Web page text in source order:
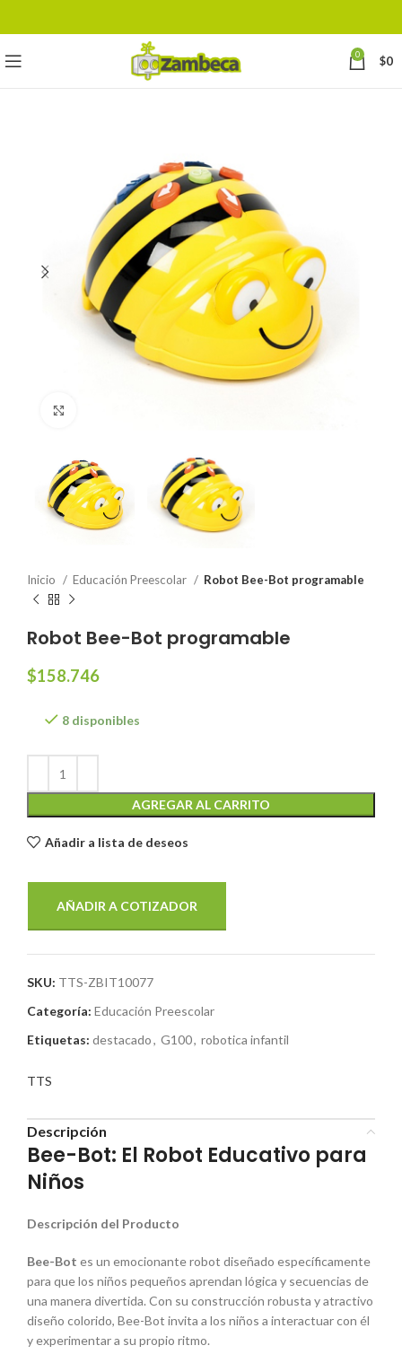
0 $0
Inicio Educación Preescolar Robot Bee-Bot programable
Robot Bee-Bot programable
$158.746
8 disponibles
AGREGAR AL CARRITO
Añadir a lista de deseos
AÑADIR A COTIZADOR
SKU: TTS-ZBIT10077
Categoría: Educación Preescolar
Etiquetas: destacado, G100, robotica infantil
TTS
Descripción
Bee-Bot: El Robot Educativo para
Niños
Descripción del Producto
Bee-Bot es un emocionante robot diseñado específicamente
para que los niños pequeños aprendan lógica y secuencias de
una manera divertida. Con su construcción robusta y atractivo
diseño colorido, Bee-Bot invita a los niños a interactuar con él
y experimentar a su propio ritmo.